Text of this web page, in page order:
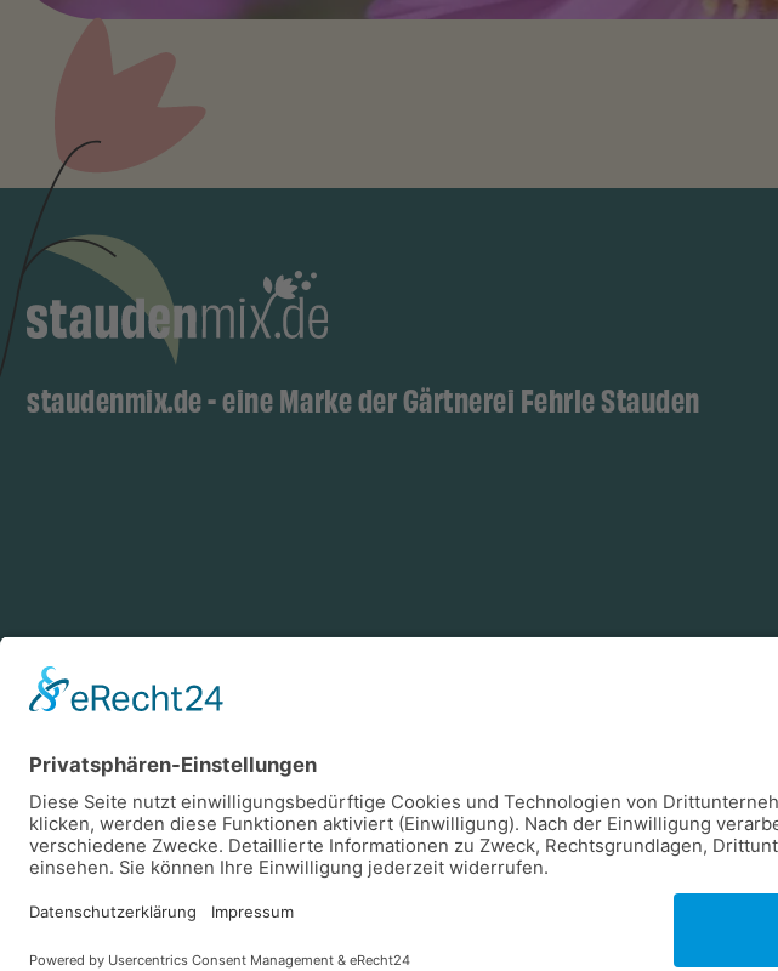
staudenmix.de - eine Marke der Gärtnerei Fehrle Stauden
Zahlungsarten
Vorkasse Rechnung